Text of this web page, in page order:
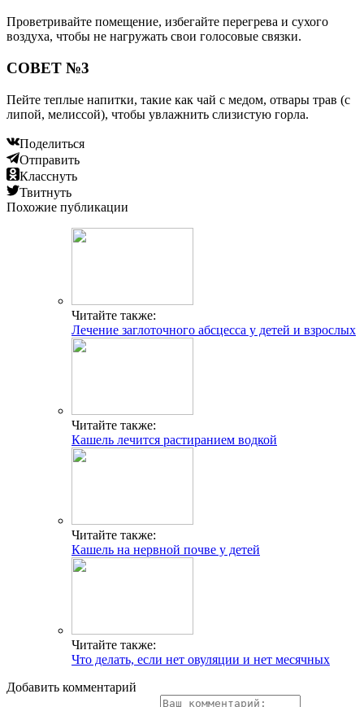
Проветривайте помещение, избегайте перегрева и сухого
воздуха, чтобы не нагружать свои голосовые связки.
СОВЕТ №3
Пейте теплые напитки, такие как чай с медом, отвары трав (с
липой, мелиссой), чтобы увлажнить слизистую горла.
Поделиться
Отправить
Класснуть
Твитнуть
Похожие публикации
Читайте также:
Лечение заглоточного абсцесса у детей и взрослых
Читайте также:
Кашель лечится растиранием водкой
Читайте также:
Кашель на нервной почве у детей
Читайте также:
Что делать, если нет овуляции и нет месячных
Добавить комментарий